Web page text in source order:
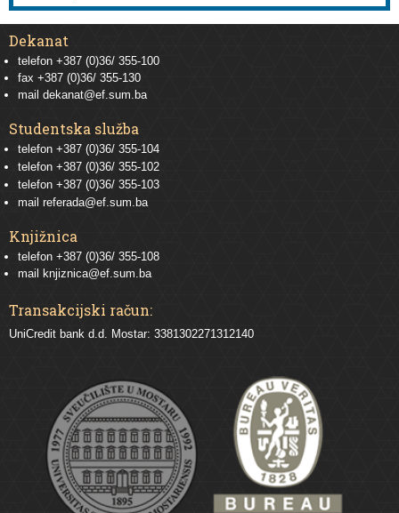
Dekanat
telefon +387 (0)36/ 355-100
fax +387 (0)36/ 355-130
mail dekanat@ef.sum.ba
Studentska služba
telefon +387 (0)36/ 355-104
telefon +387 (0)36/ 355-102
telefon +387 (0)36/ 355-103
mail referada@ef.sum.ba
Knjižnica
telefon +387 (0)36/ 355-108
mail
knjiznica@ef.sum.ba
Transakcijski račun:
UniCredit bank d.d. Mostar: 3381302271312140